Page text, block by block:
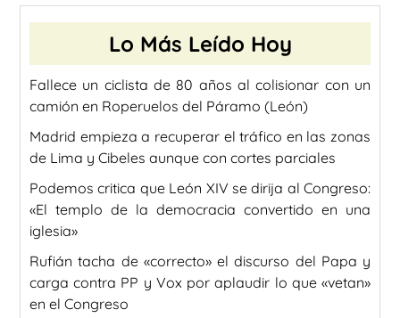
Lo Más Leído Hoy
Fallece un ciclista de 80 años al colisionar con un
camión en Roperuelos del Páramo (León)
Madrid empieza a recuperar el tráfico en las zonas
de Lima y Cibeles aunque con cortes parciales
Podemos critica que León XIV se dirija al Congreso:
«El templo de la democracia convertido en una
iglesia»
Rufián tacha de «correcto» el discurso del Papa y
carga contra PP y Vox por aplaudir lo que «vetan»
en el Congreso